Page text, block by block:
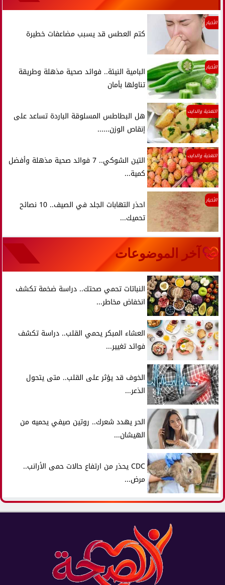
الأخبار
كتم العطس قد يسبب مضاعفات خطيرة
الأخبار
البامية النيئة.. فوائد صحية مذهلة وطريقة
تناولها بأمان
التغذية والدايت
هل البطاطس المسلوقة الباردة تساعد على
إنقاص الوزن......
التغذية والدايت
التين الشوكي.. 7 فوائد صحية مذهلة وأفضل
كمية...
الأخبار
احذر التهابات الجلد في الصيف.. 10 نصائح
تحميك...
آخر الموضوعات
النباتات تحمي صحتك.. دراسة ضخمة تكشف
انخفاض مخاطر...
العشاء المبكر يحمي القلب.. دراسة تكشف
فوائد تغيير...
الخوف قد يؤثر على القلب.. متى يتحول
الذعر...
الحر يهدد شعرك.. روتين صيفي يحميه من
الهيشان...
CDC يحذر من ارتفاع حالات حمى الأرانب..
مرض...